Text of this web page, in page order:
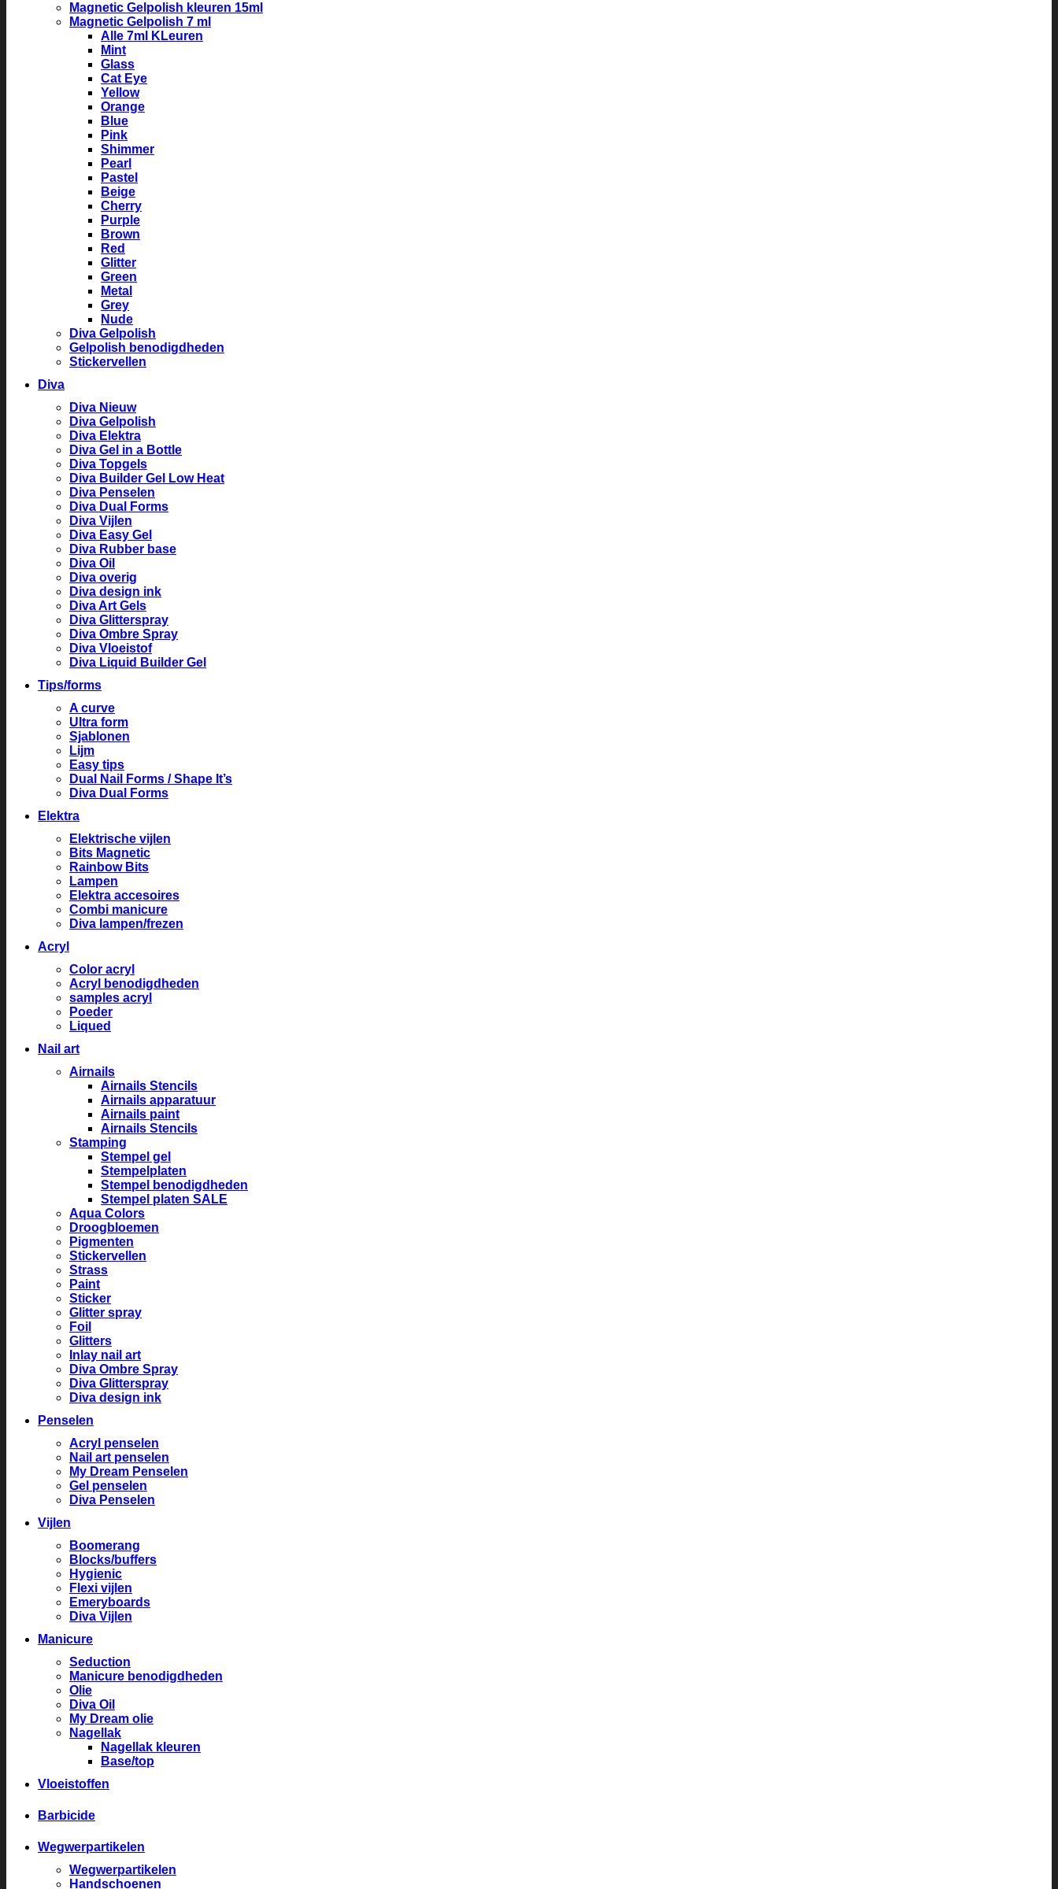
Magnetic Gelpolish kleuren 15ml
Magnetic Gelpolish 7 ml
Alle 7ml KLeuren
Mint
Glass
Cat Eye
Yellow
Orange
Blue
Pink
Shimmer
Pearl
Pastel
Beige
Cherry
Purple
Brown
Red
Glitter
Green
Metal
Grey
Nude
Diva Gelpolish
Gelpolish benodigdheden
Stickervellen
Diva
Diva Nieuw
Diva Gelpolish
Diva Elektra
Diva Gel in a Bottle
Diva Topgels
Diva Builder Gel Low Heat
Diva Penselen
Diva Dual Forms
Diva Vijlen
Diva Easy Gel
Diva Rubber base
Diva Oil
Diva overig
Diva design ink
Diva Art Gels
Diva Glitterspray
Diva Ombre Spray
Diva Vloeistof
Diva Liquid Builder Gel
Tips/forms
A curve
Ultra form
Sjablonen
Lijm
Easy tips
Dual Nail Forms / Shape It’s
Diva Dual Forms
Elektra
Elektrische vijlen
Bits Magnetic
Rainbow Bits
Lampen
Elektra accesoires
Combi manicure
Diva lampen/frezen
Acryl
Color acryl
Acryl benodigdheden
samples acryl
Poeder
Liqued
Nail art
Airnails
Airnails Stencils
Airnails apparatuur
Airnails paint
Airnails Stencils
Stamping
Stempel gel
Stempelplaten
Stempel benodigdheden
Stempel platen SALE
Aqua Colors
Droogbloemen
Pigmenten
Stickervellen
Strass
Paint
Sticker
Glitter spray
Foil
Glitters
Inlay nail art
Diva Ombre Spray
Diva Glitterspray
Diva design ink
Penselen
Acryl penselen
Nail art penselen
My Dream Penselen
Gel penselen
Diva Penselen
Vijlen
Boomerang
Blocks/buffers
Hygienic
Flexi vijlen
Emeryboards
Diva Vijlen
Manicure
Seduction
Manicure benodigdheden
Olie
Diva Oil
My Dream olie
Nagellak
Nagellak kleuren
Base/top
Vloeistoffen
Barbicide
Wegwerpartikelen
Wegwerpartikelen
Handschoenen